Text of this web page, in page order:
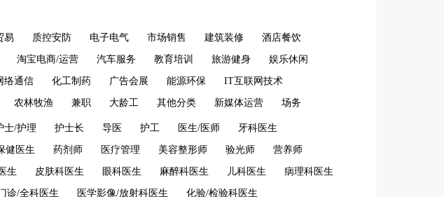
易 质控安防 电子电气 市场销售 建筑装修 酒店餐饮
淘宝电商/运营 汽车服务 教育培训 旅游健身 娱乐休闲
络通信 化工制药 广告会展 能源环保 IT互联网技术
农林牧渔 兼职 大龄工 其他分类 新媒体运营 场务
士/护理 护士长 导医 护工 医生/医师 牙科医生
健医生 药剂师 医疗管理 美容整形师 验光师 营养师
生 皮肤科医生 眼科医生 麻醉科医生 儿科医生 病理科医生
诊/全科医生 医学影像/放射科医生 化验/检验科医生